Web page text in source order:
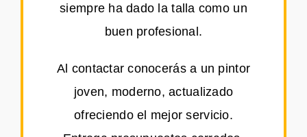
siempre ha dado la talla como un
buen profesional.
Al contactar conocerás a un pintor
joven, moderno, actualizado
ofreciendo el mejor servicio.